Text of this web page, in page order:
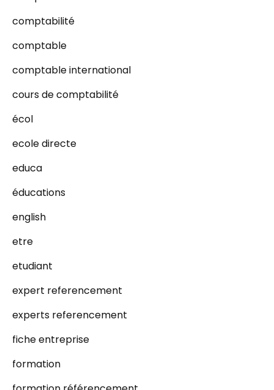
comptabilité
comptable
comptable international
cours de comptabilité
écol
ecole directe
educa
éducations
english
etre
etudiant
expert referencement
experts referencement
fiche entreprise
formation